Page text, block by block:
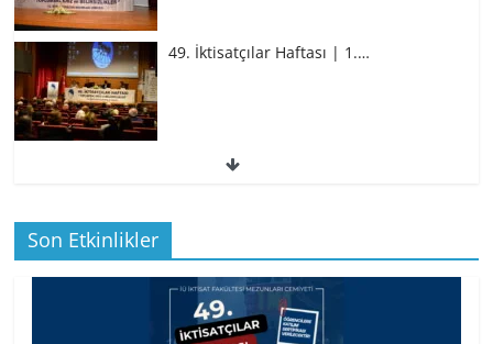
49. İktisatçılar Haftası | 1.…
49. İktisatçılar Haftası | 1.…
BİZ İKTİSATLILAR: İÇİMİZDEN BİRİ PROF.
…
Son Etkinlikler